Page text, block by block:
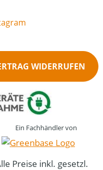
WIDERRUFEN
Ein Fachhändler von
Preise inkl. gesetzl.